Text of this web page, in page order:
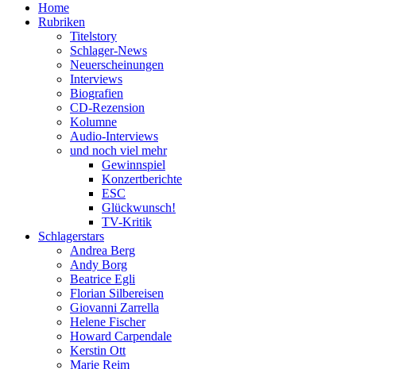
Home
Rubriken
Titelstory
Schlager-News
Neuerscheinungen
Interviews
Biografien
CD-Rezension
Kolumne
Audio-Interviews
und noch viel mehr
Gewinnspiel
Konzertberichte
ESC
Glückwunsch!
TV-Kritik
Schlagerstars
Andrea Berg
Andy Borg
Beatrice Egli
Florian Silbereisen
Giovanni Zarrella
Helene Fischer
Howard Carpendale
Kerstin Ott
Marie Reim